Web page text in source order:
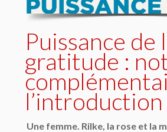
Puissance de
gratitude :
l’introduction
Une femme. Rilke, la rose et la